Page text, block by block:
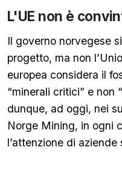
L'UE non è
Il governo norvegese
progetto, ma non
europea considera il
“minerali critici” e non
dunque, ad oggi, nei
Norge Mining, in ogni
l’attenzione di